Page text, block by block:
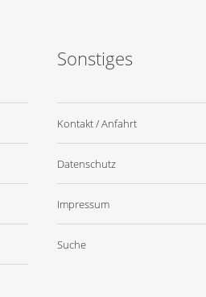
Sonstiges
Kontakt / Anfahrt
Datenschutz
Impressum
Suche